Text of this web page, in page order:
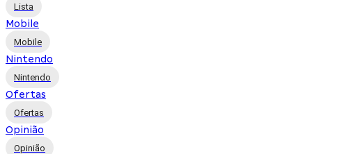
Lista
Mobile
Mobile
Nintendo
Nintendo
Ofertas
Ofertas
Opinião
Opinião